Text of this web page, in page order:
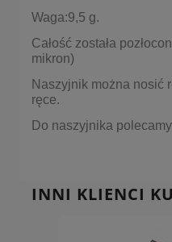
Waga:9,5 g.
Całość została
mikron)
Naszyjnik można nosić
ręce.
Do naszyjnika
INNI KLIENCI